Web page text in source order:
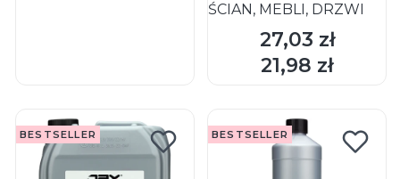
ŚCIAN, MEBLI, DRZWI
Cena
27,03 zł
Cena
21,98 zł
DO KOSZYKA
BESTSELLER BESTSELLER